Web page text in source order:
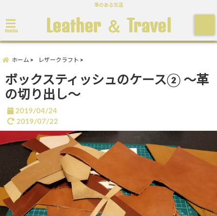
革のある生活
menu Leather ＆ Travel
ホーム レザークラフト
ボックスティッシュのケース② ～革
の切り出し～
2019/04/24
2019/07/22